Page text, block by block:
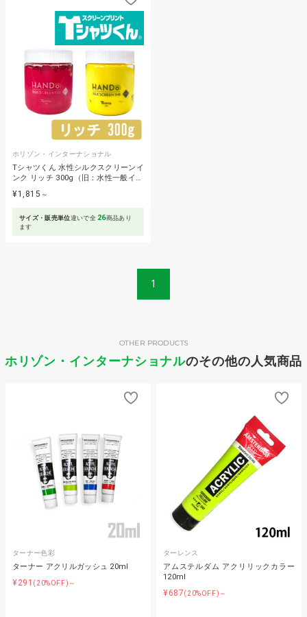
ホリゾン・インターナショナル
Tシャツくん 水性シルクスクリーンイ
ンク リッチ 300g（旧：水性一般イ…
¥1,815 ～
サイズ・販売単位違いで全 26商品あり
ます
1
ホリゾン・インターナショナルのその他の人気商品
OTHER PRODUCTS
ターナー色彩
ターナー アクリルガッシュ 20ml
¥291 (20%OFF)～
ターレンス
アムステルダム アクリリックカラー
120ml
¥687(20%OFF)～